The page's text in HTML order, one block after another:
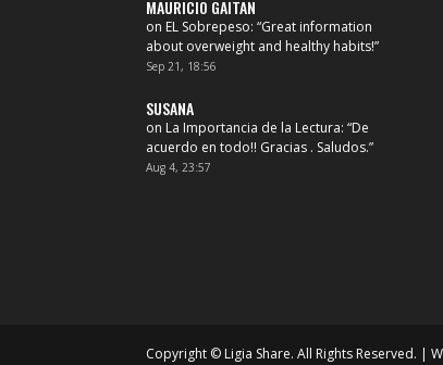
MAURICIO GAITAN
on EL Sobrepeso: “Great information
about overweight and healthy habits!”
Sep 21, 18:56
SUSANA
on La Importancia de la Lectura: “De
acuerdo en todo!! Gracias . Saludos.”
Aug 4, 23:57
Copyright © Ligia Share. All Rights Reserved. |